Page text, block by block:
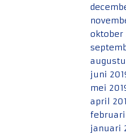
oktober
juni
mei
april
februari
januari